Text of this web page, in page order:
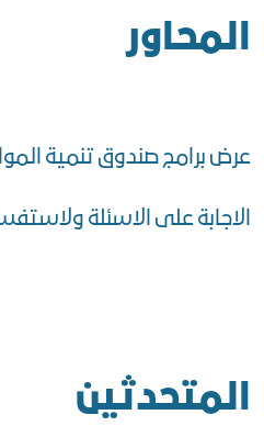
المحاور
عرض برامج صندوق تنمية
الاجابة على الاسئلة
المتحدثين